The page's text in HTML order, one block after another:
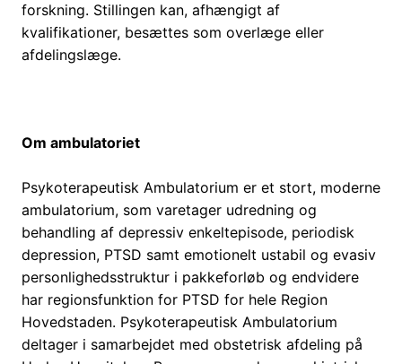
forskning. Stillingen kan, afhængigt af
kvalifikationer, besættes som overlæge eller
afdelingslæge.
Om ambulatoriet
Psykoterapeutisk Ambulatorium er et stort, moderne
ambulatorium, som varetager udredning og
behandling af depressiv enkeltepisode, periodisk
depression, PTSD samt emotionelt ustabil og evasiv
personlighedsstruktur i pakkeforløb og endvidere
har regionsfunktion for PTSD for hele Region
Hovedstaden. Psykoterapeutisk Ambulatorium
deltager i samarbejdet med obstetrisk afdeling på